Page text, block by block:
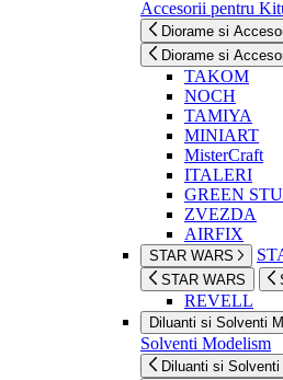
Accesorii pentru
Diorame si
Diorame si
TAKOM
NOCH
TAMIYA
MINIART
MisterCraft
ITALERI
GREEN
ZVEZDA
AIRFIX
STAR WARS
STAR WARS
REVELL
Diluanti si Solventi
Solventi Modelism
Diluanti si